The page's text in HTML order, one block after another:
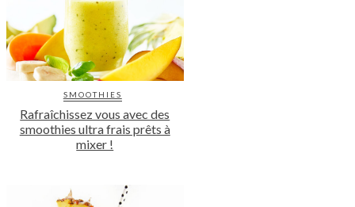
SMOOTHIES
Rafraîchissez vous avec des
smoothies ultra frais prêts à
mixer !